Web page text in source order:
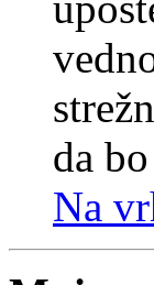
da
Na